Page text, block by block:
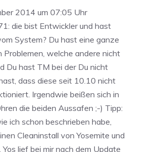
2014 um 07:05 Uhr
die bist Entwickler und hast
System? Du hast eine ganze
Problemen, welche andere nicht
Du hast TM bei der Du nicht
dass diese seit 10.10 nicht
Irgendwie beißen sich in
die beiden Aussafen ;-) Tipp:
ich schon beschrieben habe,
Cleaninstall von Yosemite und
Yos lief bei mir nach dem Update